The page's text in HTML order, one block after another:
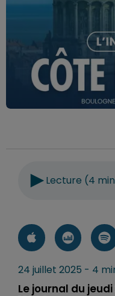
Lecture (4
24 juillet 2025 - 4
Le journal du